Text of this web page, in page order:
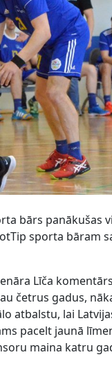
bārs panākušas
sporta bāram
Līča
četrus gadus,
atbalstu, lai
pacelt jaunā
maina katru